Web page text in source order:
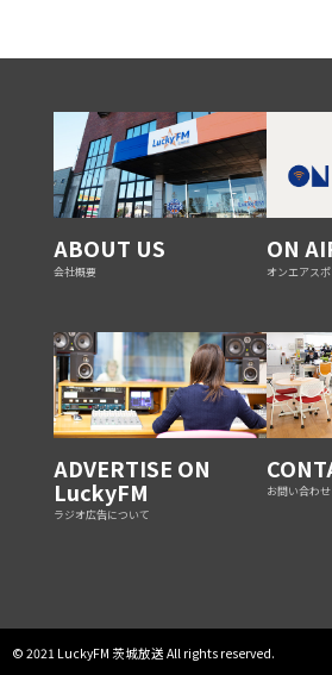
ABOUT US
会社概要
ON
オンエアス
ADVERTISE ON
LuckyFM
ラジオ広告について
お問い合わせ
© 2021 LuckyFM 茨城放送 All rights reserved.